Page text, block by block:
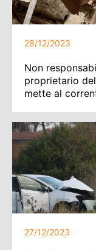
28/12/2023
Non
proprietario
mette al
27/12/2023